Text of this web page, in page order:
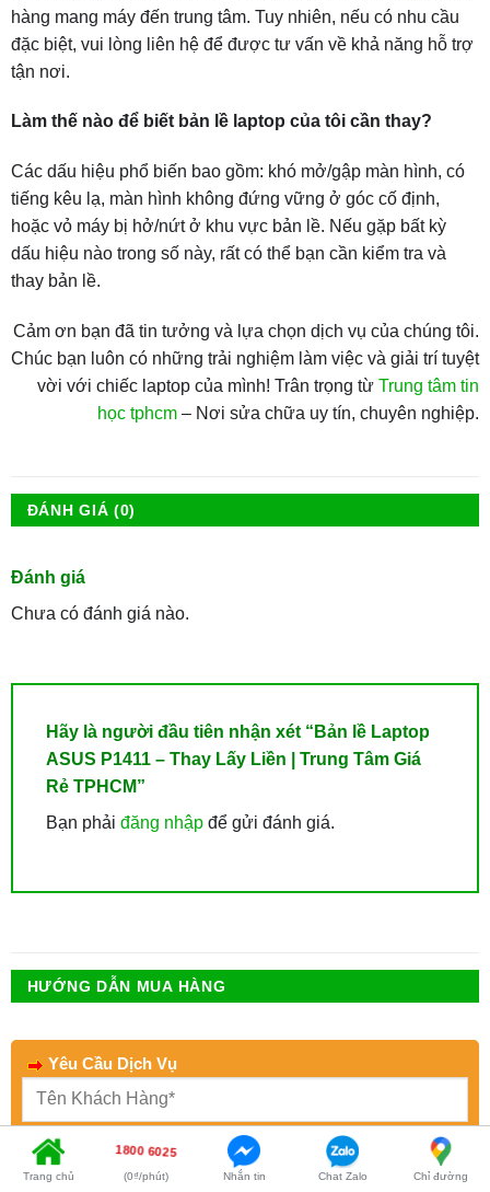
hàng mang máy đến trung tâm. Tuy nhiên, nếu có nhu cầu
đặc biệt, vui lòng liên hệ để được tư vấn về khả năng hỗ trợ
tận nơi.
Làm thế nào để biết bản lề laptop của tôi cần thay?
Các dấu hiệu phổ biến bao gồm: khó mở/gập màn hình, có
tiếng kêu lạ, màn hình không đứng vững ở góc cố định,
hoặc vỏ máy bị hở/nứt ở khu vực bản lề. Nếu gặp bất kỳ
dấu hiệu nào trong số này, rất có thể bạn cần kiểm tra và
thay bản lề.
Cảm ơn bạn đã tin tưởng và lựa chọn dịch vụ của chúng tôi.
Chúc bạn luôn có những trải nghiệm làm việc và giải trí tuyệt
vời với chiếc laptop của mình! Trân trọng từTrung tâm tin
học tphcm – Nơi sửa chữa uy tín, chuyên nghiệp.
ĐÁNH GIÁ (0)
Đánh giá
Chưa có đánh giá nào.
Hãy là người đầu tiên nhận xét “Bản lề Laptop
ASUS P1411 – Thay Lấy Liền | Trung Tâm Giá
Rẻ TPHCM”
Bạn phải đăng nhậpđể gửi đánh giá.
HƯỚNG DẪN MUA HÀNG
Yêu Cầu Dịch Vụ
Trang chủ
1800 6025
(0₫/phút) Nhắn tin Chat Zalo Chỉ đường